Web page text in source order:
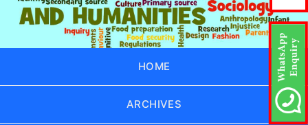
HOME
ARCHIVES